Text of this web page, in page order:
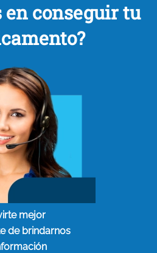
en conseguir tu
mejor
de brindarnos